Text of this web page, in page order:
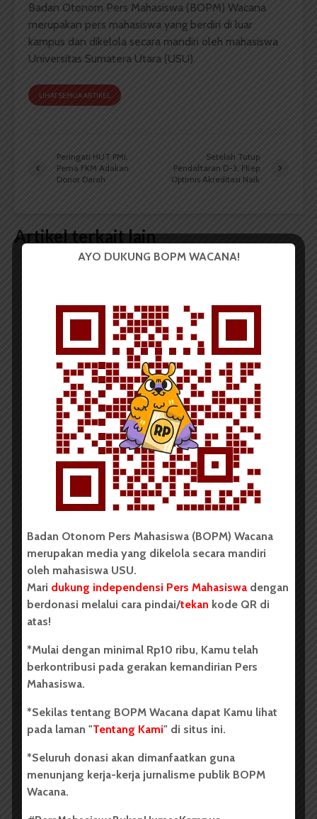
Badan Otonom Pers Mahasiswa (BOPM) Wacana
merupakan pers mahasiswa yang berdiri di luar
kampus dan dikelola secara mandiri oleh mahasiswa
Universitas Sumatera Utara (USU).
LIHAT SEMUA ARTIKEL
Peringati HUT PMI,
Pema FKM Adakan
Donor Darah
Setelah Tutup
Pendaftaran D-3, FKep
Optimis Akreditasi Naik
Artikel terkait lain
Dua Mahasiswa Sastra Indonesia
USU Raih Juara pada Festival
Literasi Sumatera Utara 2026
Dark Mode | Moda Gelap
Oleh: Iyusarah Pakpahan USU, wacana.org – Dua...
Redaksi 2 menit waktu baca
Dua Mahasiswa Etnomusikologi
USU Torehkan Prestasi di
PEKSIMIDA 2026
Redaksi 2 menit waktu baca
FIB USU Gelar Seminar
Internasional The Importance of
North Sumatra – Aceh in
AYO DUKUNG BOPM WACANA!
Badan Otonom Pers Mahasiswa (BOPM) Wacana
merupakan media yang dikelola secara mandiri
oleh mahasiswa USU.
Mari dukung independensi Pers Mahasiswa dengan
berdonasi melalui cara pindai/tekan kode QR di
atas!
*Mulai dengan minimal Rp10 ribu, Kamu telah
berkontribusi pada gerakan kemandirian Pers
Mahasiswa.
*Sekilas tentang BOPM Wacana dapat Kamu lihat
pada laman "Tentang Kami" di situs ini.
*Seluruh donasi akan dimanfaatkan guna
menunjang kerja-kerja jurnalisme publik BOPM
Wacana.